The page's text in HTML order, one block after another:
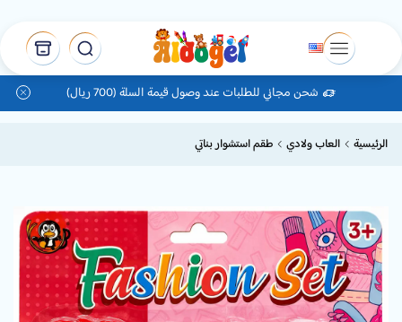
شحن مجاني للطلبات عند وصول قيمة السلة (700 ريال)
الرئيسية العاب ولادي طقم استشوار بناتي